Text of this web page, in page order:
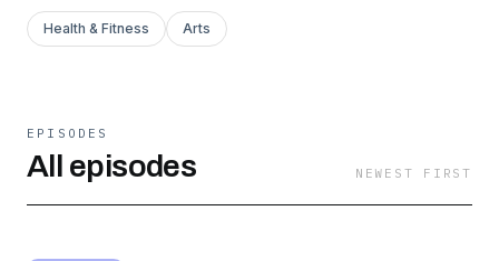
Health & Fitness Arts
EPISODES
All episodes NEWEST FIRST